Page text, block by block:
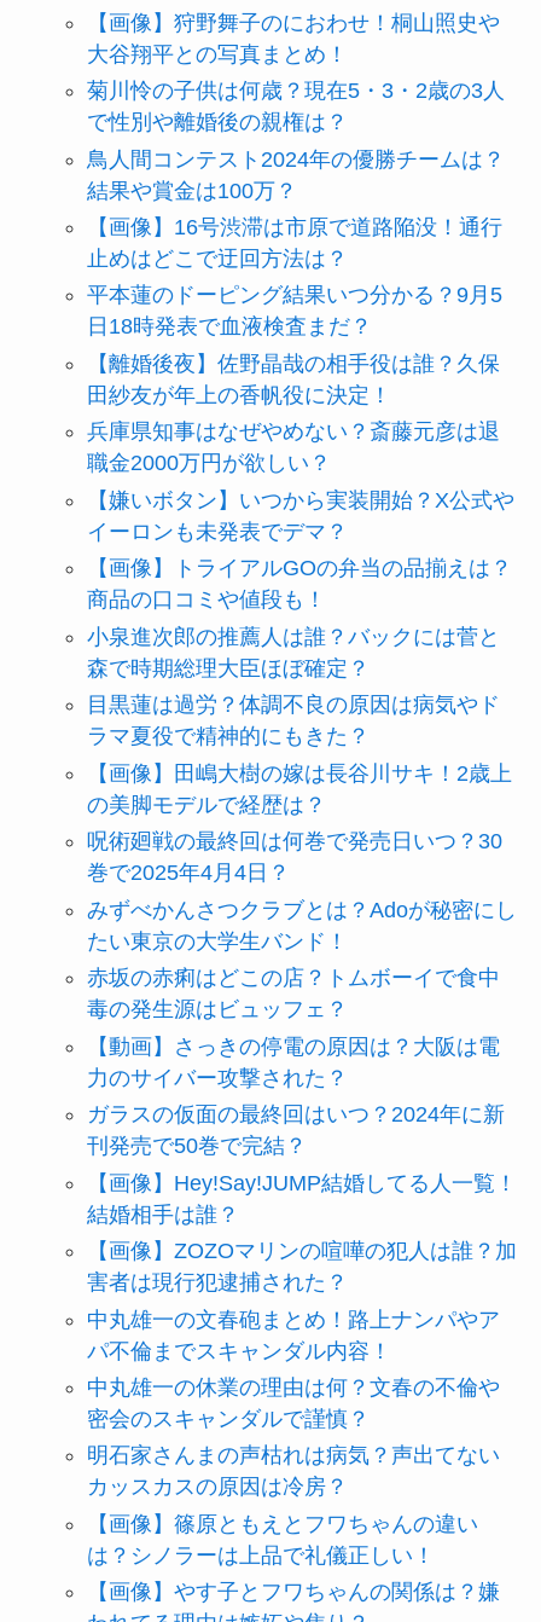
【画像】狩野舞子のにおわせ！桐山照史や
大谷翔平との写真まとめ！
菊川怜の子供は何歳？現在5・3・2歳の3人
で性別や離婚後の親権は？
鳥人間コンテスト2024年の優勝チームは？
結果や賞金は100万？
【画像】16号渋滞は市原で道路陥没！通行
止めはどこで迂回方法は？
平本蓮のドーピング結果いつ分かる？9月5
日18時発表で血液検査まだ？
【離婚後夜】佐野晶哉の相手役は誰？久保
田紗友が年上の香帆役に決定！
兵庫県知事はなぜやめない？斎藤元彦は退
職金2000万円が欲しい？
【嫌いボタン】いつから実装開始？X公式や
イーロンも未発表でデマ？
【画像】トライアルGOの弁当の品揃えは？
商品の口コミや値段も！
小泉進次郎の推薦人は誰？バックには菅と
森で時期総理大臣ほぼ確定？
目黒蓮は過労？体調不良の原因は病気やド
ラマ夏役で精神的にもきた？
【画像】田嶋大樹の嫁は長谷川サキ！2歳上
の美脚モデルで経歴は？
呪術廻戦の最終回は何巻で発売日いつ？30
巻で2025年4月4日？
みずべかんさつクラブとは？Adoが秘密にし
たい東京の大学生バンド！
赤坂の赤痢はどこの店？トムボーイで食中
毒の発生源はビュッフェ？
【動画】さっきの停電の原因は？大阪は電
力のサイバー攻撃された？
ガラスの仮面の最終回はいつ？2024年に新
刊発売で50巻で完結？
【画像】Hey!Say!JUMP結婚してる人一覧！
結婚相手は誰？
【画像】ZOZOマリンの喧嘩の犯人は誰？加
害者は現行犯逮捕された？
中丸雄一の文春砲まとめ！路上ナンパやア
パ不倫までスキャンダル内容！
中丸雄一の休業の理由は何？文春の不倫や
密会のスキャンダルで謹慎？
明石家さんまの声枯れは病気？声出てない
カッスカスの原因は冷房？
【画像】篠原ともえとフワちゃんの違い
は？シノラーは上品で礼儀正しい！
【画像】やす子とフワちゃんの関係は？嫌